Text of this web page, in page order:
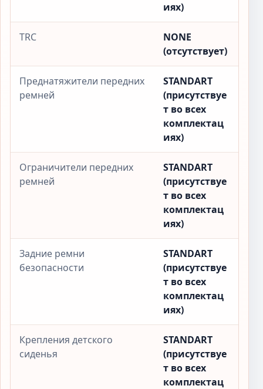
иях)
TRC
NONE
(отсутствует)
Преднатяжители передних
ремней
STANDART
(присутствуе
т во всех
комплектац
иях)
Ограничители передних
ремней
STANDART
(присутствуе
т во всех
комплектац
иях)
Задние ремни
безопасности
STANDART
(присутствуе
т во всех
комплектац
иях)
Крепления детского
сиденья
STANDART
(присутствуе
т во всех
комплектац